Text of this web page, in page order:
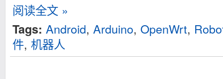
阅读全文 »
Tags: Android, Arduino, OpenWrt,
件, 机器人